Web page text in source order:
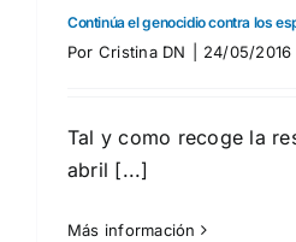
Continúa el genocidio contra los
Por Cristina DN 24/05/2016
Tal y como recoge la
abril [...]
Más información